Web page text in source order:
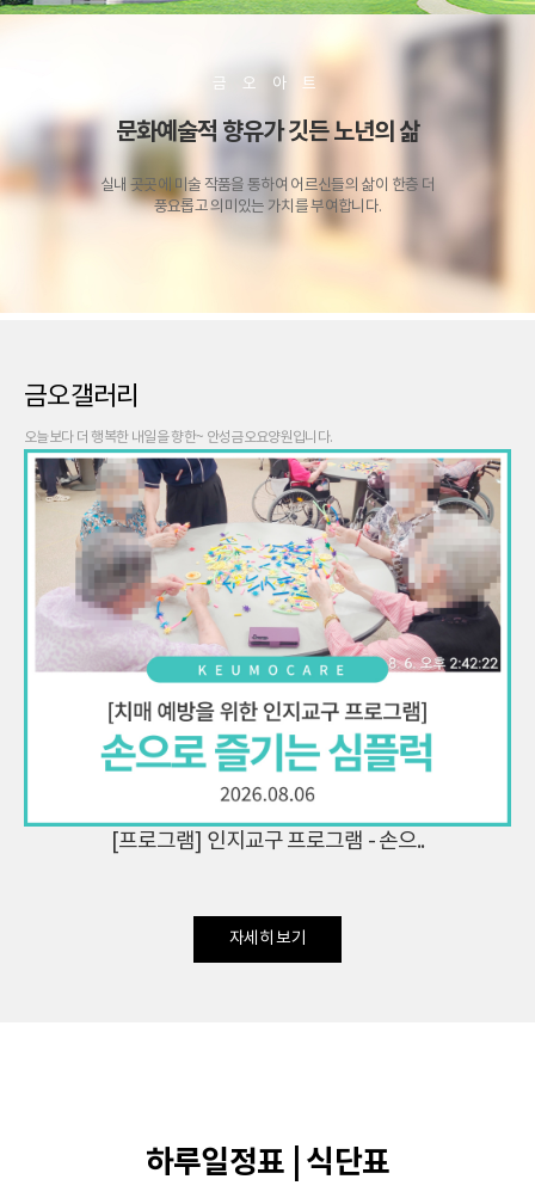
금 오 아 트
문화예술적 향유가 깃든 노년의 삶
실내 곳곳에 미술 작품을 통하여 어르신들의 삶이 한층 더
풍요롭고 의미있는 가치를 부여합니다.
금오갤러리
오늘보다 더 행복한 내일을 향한~ 안성금오요양원입니다.
[프로그램] 인지교구 프로그램 - 손으..
자세히 보기
하루일정표 | 식단표